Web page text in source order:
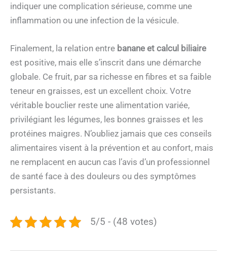
indiquer une complication sérieuse, comme une
inflammation ou une infection de la vésicule.
Finalement, la relation entre banane et calcul biliaire
est positive, mais elle s’inscrit dans une démarche
globale. Ce fruit, par sa richesse en fibres et sa faible
teneur en graisses, est un excellent choix. Votre
véritable bouclier reste une alimentation variée,
privilégiant les légumes, les bonnes graisses et les
protéines maigres. N’oubliez jamais que ces conseils
alimentaires visent à la prévention et au confort, mais
ne remplacent en aucun cas l’avis d’un professionnel
de santé face à des douleurs ou des symptômes
persistants.
5/5 - (48 votes)